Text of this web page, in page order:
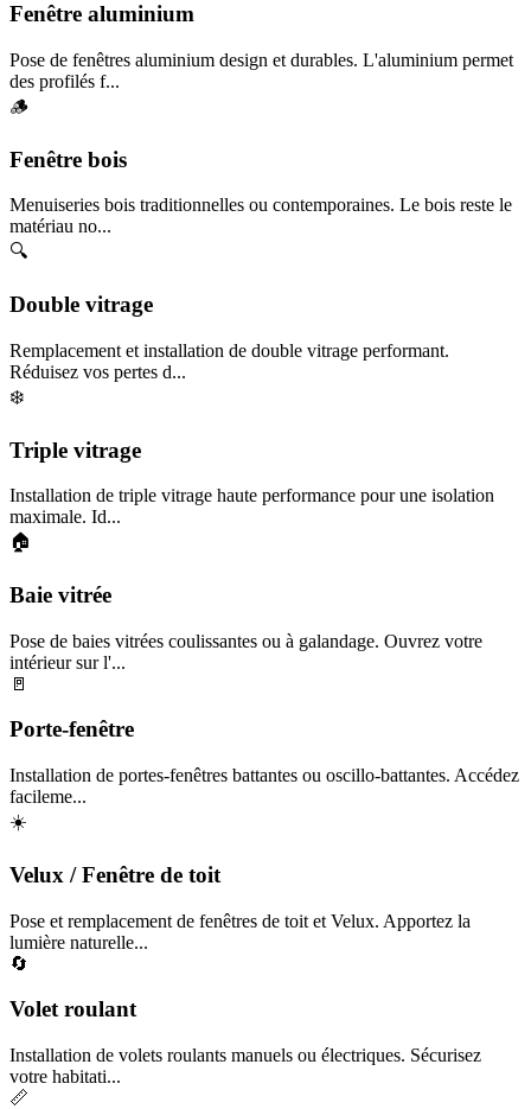
Fenêtre aluminium
Pose de fenêtres aluminium design et durables. L'aluminium permet
des profilés f...
🪵
Fenêtre bois
Menuiseries bois traditionnelles ou contemporaines. Le bois reste le
matériau no...
🔍
Double vitrage
Remplacement et installation de double vitrage performant.
Réduisez vos pertes d...
❄️
Triple vitrage
Installation de triple vitrage haute performance pour une isolation
maximale. Id...
🏠
Baie vitrée
Pose de baies vitrées coulissantes ou à galandage. Ouvrez votre
intérieur sur l'...
🚪
Porte-fenêtre
Installation de portes-fenêtres battantes ou oscillo-battantes. Accédez
facileme...
☀️
Velux / Fenêtre de toit
Pose et remplacement de fenêtres de toit et Velux. Apportez la
lumière naturelle...
🔄
Volet roulant
Installation de volets roulants manuels ou électriques. Sécurisez
votre habitati...
📏